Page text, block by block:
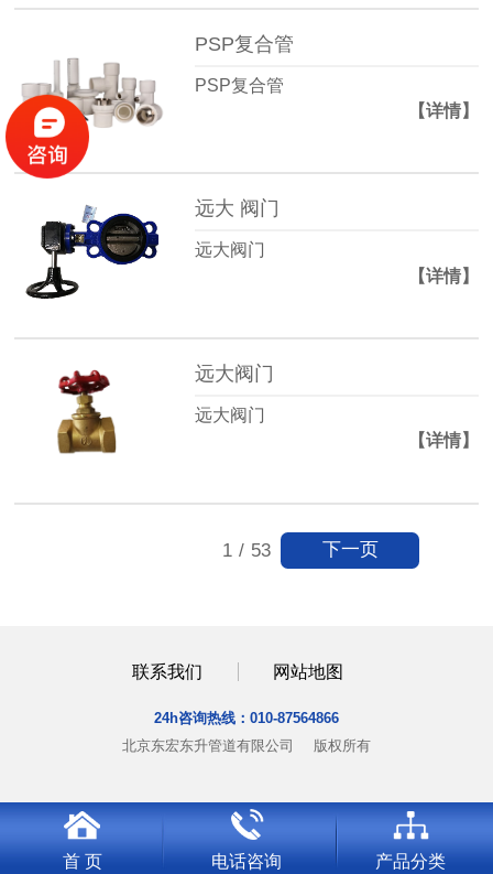
PSP复合管
PSP复合管
【详情】
远大 阀门
远大阀门
【详情】
远大阀门
远大阀门
【详情】
1 / 53 下一页
联系我们 网站地图
24h咨询热线： 010-87564866
北京东宏东升管道有限公司
版权所有
首 页 电话咨询 产品分类